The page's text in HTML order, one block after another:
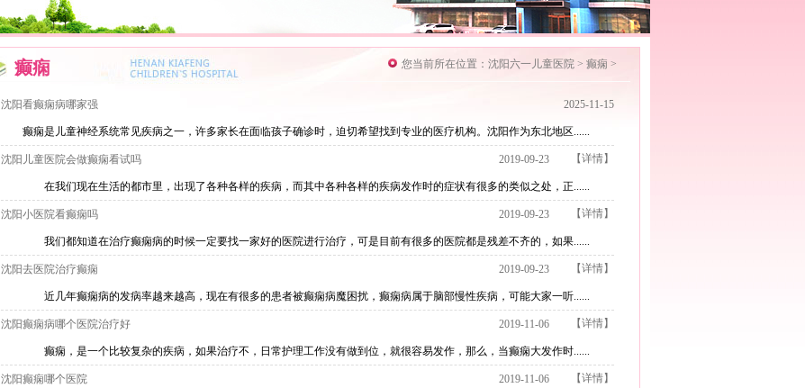
癫痫 您当前所在位置： 沈阳六一儿童医院 > 癫痫 >
2025-11-15
沈阳看癫痫病哪家强
癫痫是儿童神经系统常见疾病之一，许多家长在面临孩子确诊时，迫切希望找到专业的医疗机构。沈阳作为东北地区......
【详情】
2019-09-23
沈阳儿童医院会做癫痫看试吗
在我们现在生活的都市里，出现了各种各样的疾病，而其中各种各样的疾病发作时的症状有很多的类似之处，正......
【详情】
2019-09-23
沈阳小医院看癫痫吗
我们都知道在治疗癫痫病的时候一定要找一家好的医院进行治疗，可是目前有很多的医院都是残差不齐的，如果......
【详情】
2019-09-23
沈阳去医院治疗癫痫
近几年癫痫病的发病率越来越高，现在有很多的患者被癫痫病魔困扰，癫痫病属于脑部慢性疾病，可能大家一听......
【详情】
2019-11-06
沈阳癫痫病哪个医院治疗好
癫痫，是一个比较复杂的疾病，如果治疗不，日常护理工作没有做到位，就很容易发作，那么，当癫痫大发作时......
【详情】
2019-11-06
沈阳癫痫哪个医院